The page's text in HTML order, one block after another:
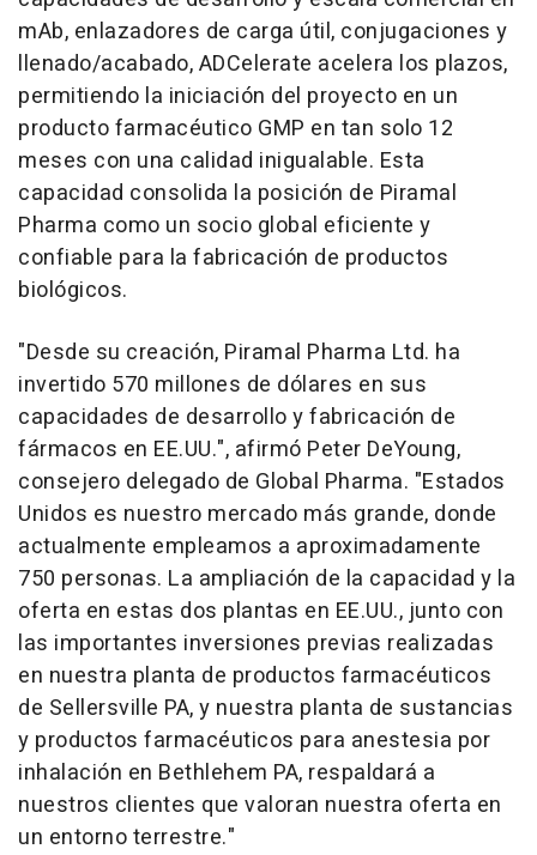
mAb, enlazadores de carga útil, conjugaciones y
llenado/acabado,ADCelerate acelera los plazos,
permitiendo la iniciación del proyecto en un
producto farmacéutico GMP en tan solo 12
meses con una calidad inigualable. Esta
capacidad consolida la posición de Piramal
Pharma como un socio global eficiente y
confiable para la fabricación de productos
biológicos.
"Desde su creación, Piramal Pharma Ltd. ha
invertido 570 millones de dólares en sus
capacidades de desarrollo y fabricación de
fármacos en EE.UU.", afirmó Peter DeYoung,
consejero delegado de Global Pharma. "Estados
Unidos es nuestro mercado más grande, donde
actualmente empleamos a aproximadamente
750 personas. La ampliación de la capacidad y la
oferta en estas dos plantas en EE.UU., junto con
las importantes inversiones previas realizadas
en nuestra planta de productos farmacéuticos
de Sellersville PA, y nuestra planta de sustancias
y productos farmacéuticos para anestesia por
inhalación en Bethlehem PA, respaldará a
nuestros clientes que valoran nuestra oferta en
un entorno terrestre."